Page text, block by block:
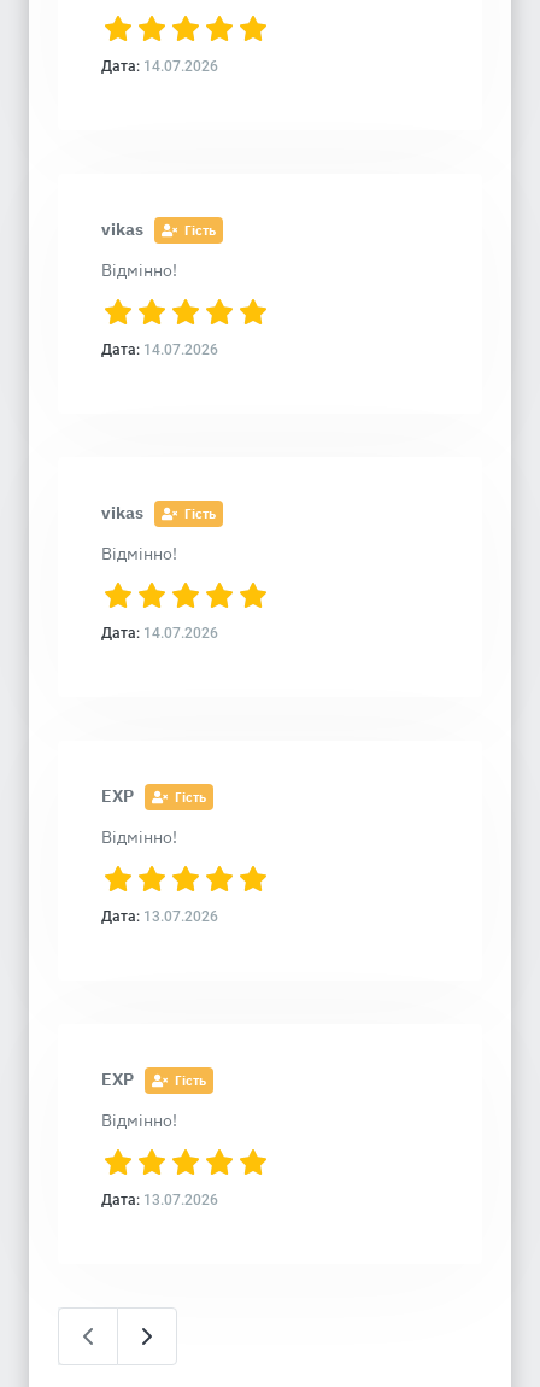
Дата: 14.07.2026
vikas Гість
Відмінно!
Дата: 14.07.2026
vikas Гість
Відмінно!
Дата: 14.07.2026
EXP Гість
Відмінно!
Дата: 13.07.2026
EXP Гість
Відмінно!
Дата: 13.07.2026